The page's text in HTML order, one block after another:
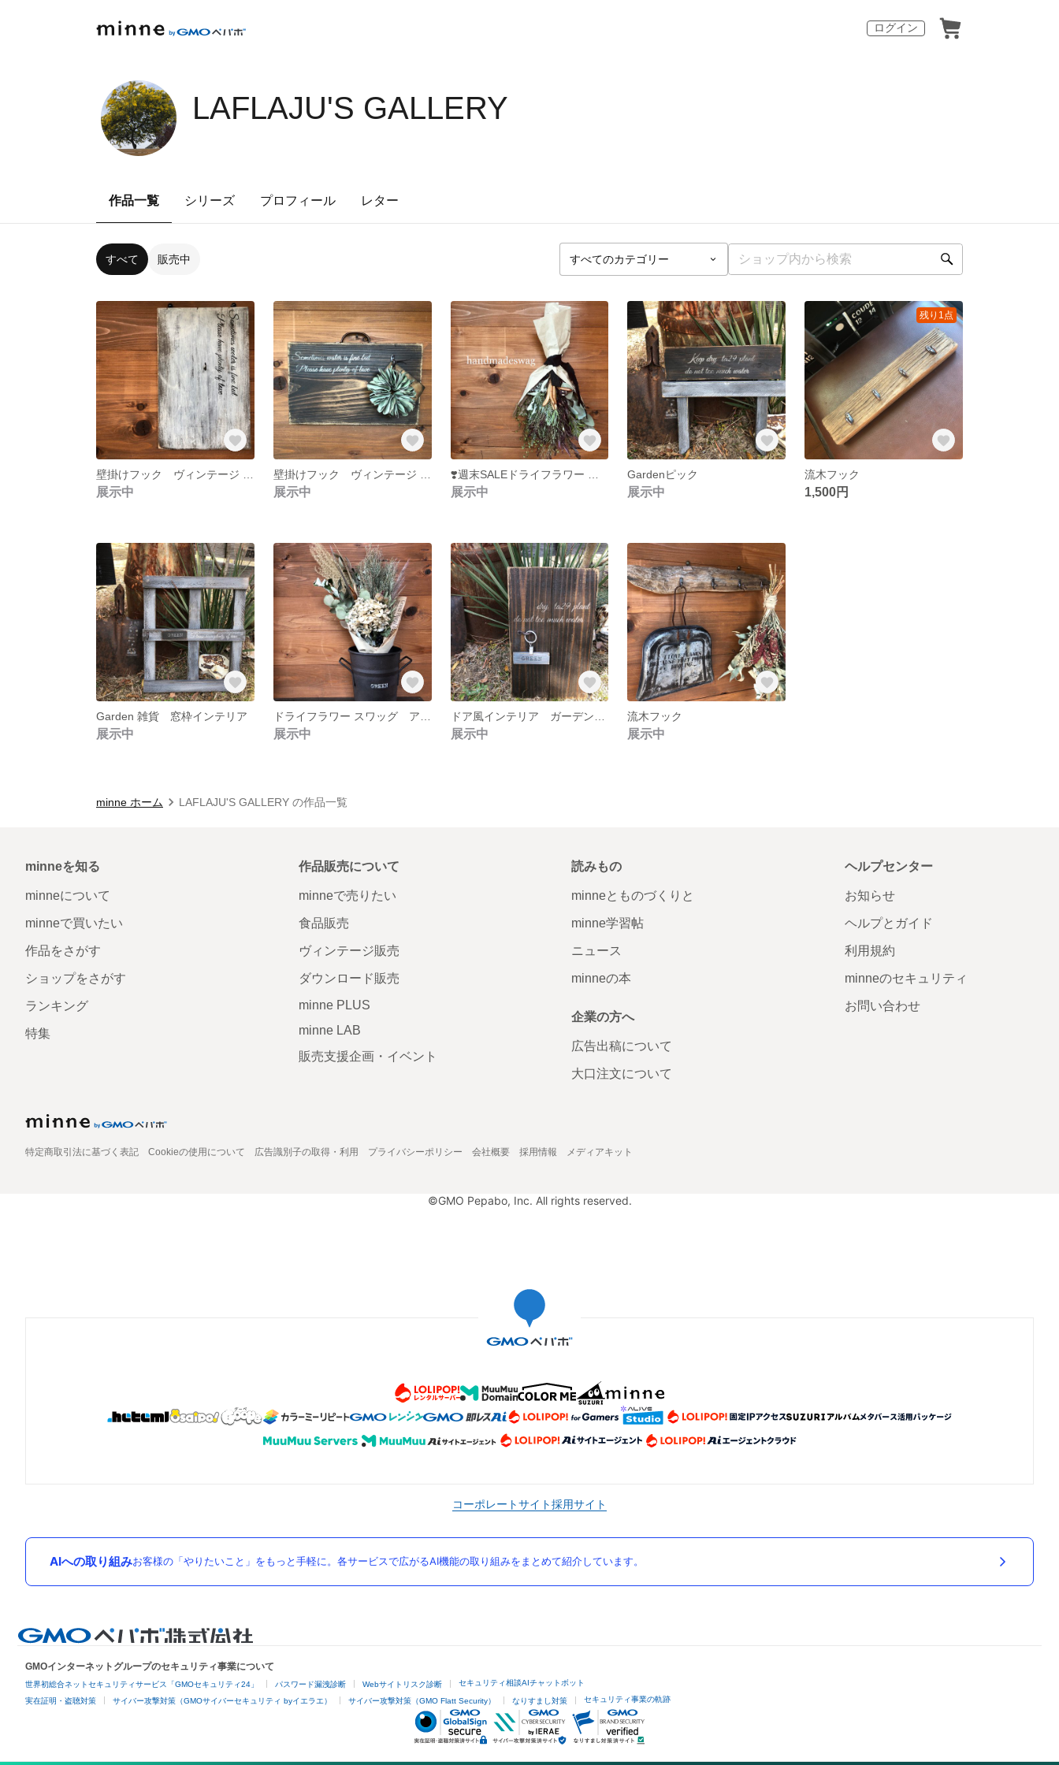
ログイン
LAFLAJU'S GALLERY
作品一覧 シリーズ プロフィール レター
すべて 販売中
展示中 展示中 展示中
Gardenピック
展示中
残り1点
流木フック
1,500円
Garden 雑貨 窓枠インテリア
展示中 展示中 展示中
流木フック
展示中
minne ホーム LAFLAJU'S GALLERY の作品一覧
minneを知る
minneについて
minneで買いたい
作品をさがす
ショップをさがす
ランキング
特集
作品販売について
minneで売りたい
食品販売
ヴィンテージ販売
ダウンロード販売
minne PLUS
minne LAB
販売支援企画・イベント
読みもの
minneとものづくりと
minne学習帖
ニュース
minneの本
企業の方へ
広告出稿について
大口注文について
ヘルプセンター
お知らせ
ヘルプとガイド
利用規約
minneのセキュリティ
お問い合わせ
特定商取引法に基づく表記 Cookieの使用について 広告識別子の取得・利用 プライバシーポリシー 会社概要 採用情報 メディアキット
©GMO Pepabo, Inc. All rights reserved.
コーポレートサイト採用サイト
AIへの取り組みお客様の「やりたいこと」をもっと手軽に。各サービスで広がるAI機能の取り組みをまとめて紹介しています。
GMOインターネットグループのセキュリティ事業について
世界初総合ネットセキュリティサービス「GMOセキュリティ24」 パスワード漏洩診断 Webサイトリスク診断 セキュリティ相談AIチャットボット
実在証明・盗聴対策 サイバー攻撃対策（GMOサイバーセキュリティ byイエラエ） サイバー攻撃対策（GMO Flatt Security） なりすまし対策 セキュリティ事業の軌跡